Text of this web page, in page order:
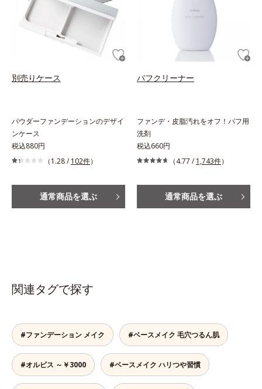
別売りケース
パウダーファンデーションのデザイ
ンケース
税込880円
（1.28 / 102件）
通常商品を選ぶ
パフクリーナー
ファンデ・皮脂汚れをオフ！パフ用
洗剤
税込660円
（4.77 / 1,743件）
通常商品を選ぶ
関連タグで探す
#ファンデーション メイク #ベースメイク 毛穴つるん肌
#オルビス ～￥3000 #ベースメイク ハリつや習慣